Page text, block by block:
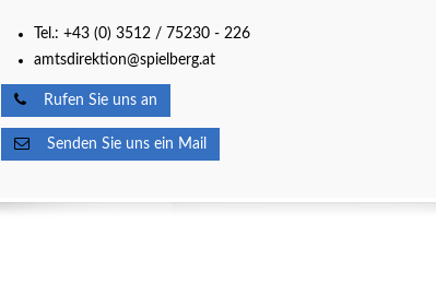
Tel.: +43 (0) 3512 / 75230 - 226
amtsdirektion@spielberg.at
Rufen Sie uns an
Senden Sie uns ein Mail